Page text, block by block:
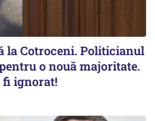
la Cotroceni. Politicianul
o nouă majoritate.
fi ignorat!